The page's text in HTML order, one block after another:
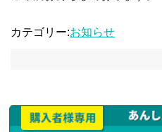
カテゴリー:お知らせ